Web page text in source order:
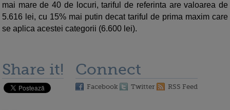
mai mare de 40 de locuri, tariful de referinta are valoarea de
5.616 lei, cu 15% mai putin decat tariful de prima maxim care
se aplica acestei categorii (6.600 lei).
Share it! Connect
Facebook Twitter RSS Feed